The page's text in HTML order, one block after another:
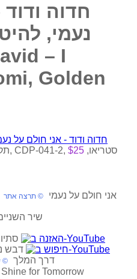
חדוה
נעמי, להיטי
– I
Golden
תקליטור, ישראל, 9/1993, פונוקול, CDP-041-2, סטריאו, $25
1. אני חולם על נעמי © תרצה אתר‏ ♫
2. שיר
3. סתיו
4. דבש
5. דרך המלך ©
Shine for Tomorrow